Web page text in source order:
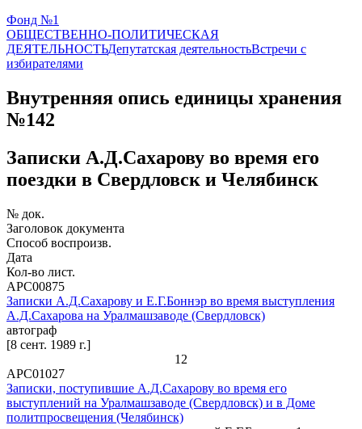
Фонд №1
ОБЩЕСТВЕННО-ПОЛИТИЧЕСКАЯ
ДЕЯТЕЛЬНОСТЬДепутатская деятельностьВстречи с
избирателями
Внутренняя опись единицы хранения
№142
Записки А.Д.Сахарову во время его
поездки в Свердловск и Челябинск
№ док.
Заголовок документа
Способ воспроизв.
Дата
Кол-во лист.
АРС00875
Записки А.Д.Сахарову и Е.Г.Боннэр во время выступления
А.Д.Сахарова на Уралмашзаводе (Свердловск)
автограф
[8 сент. 1989 г.]
12
АРС01027
Записки, поступившие А.Д.Сахарову во время его
выступлений на Уралмашзаводе (Свердловск) и в Доме
политпросвещения (Челябинск)